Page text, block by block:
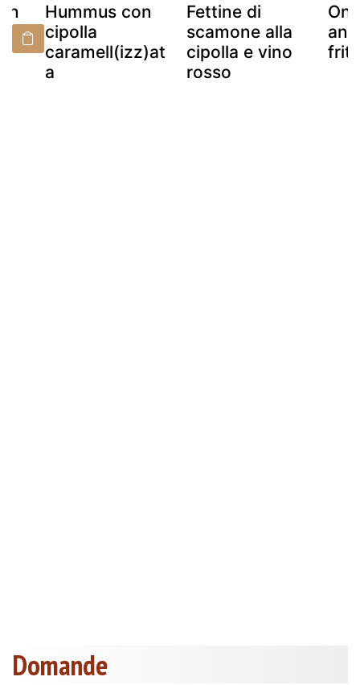
Hummus con
cipolla
caramell(izz)at
a
Fettine di
scamone alla
cipolla e vino
rosso
Domande